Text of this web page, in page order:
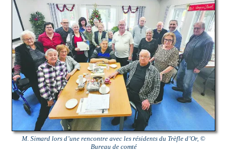
M. Simard lors d’une rencontre avec les résidents du Trèfle d’Or, ©
Bureau de comté